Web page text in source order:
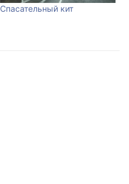
Спасательный кит